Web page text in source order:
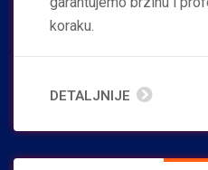
koraku.
DETALJNIJE